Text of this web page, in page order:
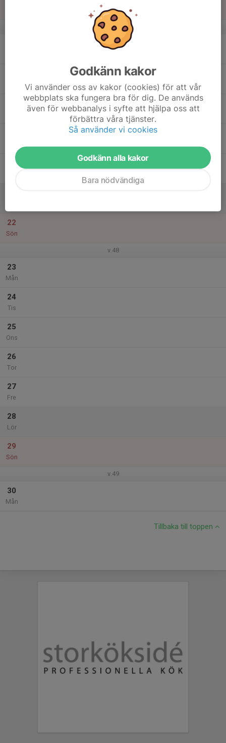
v.47
20
22
Sön
v.48
23
Mån
24
Tis
25
Ons
26
Tor
27
Fre
28
Lör
29
Sön
v.49
30
Mån
Tillbaka till toppen
Godkänn kakor
Vi använder oss av kakor (cookies) för att vår
webbplats ska fungera bra för dig. De används
även för webbanalys i syfte att hjälpa oss att
förbättra våra tjänster.
Så använder vi cookies
Godkänn alla kakor
Bara nödvändiga